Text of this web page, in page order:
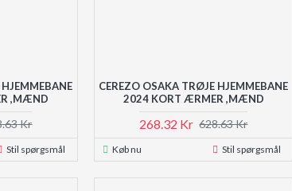
,MÆND
Kr
Stil spørgsmål
CEREZO OSAKA TRØJE HJEMMEBANE
2024 KORT ÆRMER ,MÆND
268.32 Kr 628.63 Kr
Køb nu Stil spørgsmål